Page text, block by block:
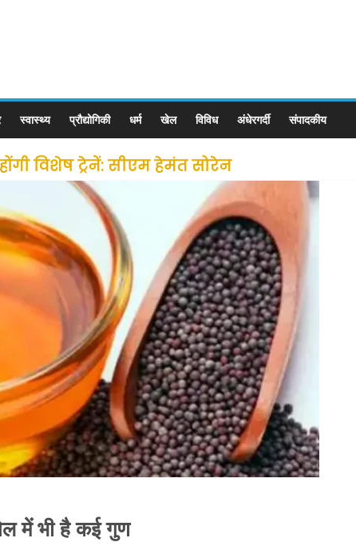
स्वास्थ्य प्रौद्योगिकी धर्म खेल विविध अंधेरगर्दी संपादकीय
विशेष ट्रेनें: सीएम हेमंत सोरेन
की जल्द होगी घर वापसी
के बाद लोगो ने कराया पंजीयन: राजस्थान सरकार
जोन में खोलने की मिली इजाजत: गृह मंत्रालय
गृह मंत्रालय
में भी है कई गुण